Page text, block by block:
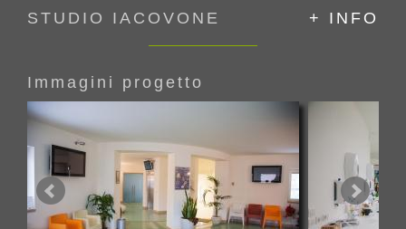
STUDIO IACOVONE + INFO
Immagini progetto